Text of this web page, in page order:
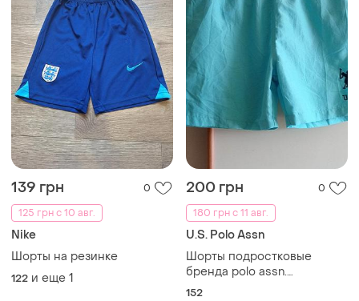
139 грн
0
125 грн с 10 авг.
Nike
Шорты на резинке
122 и еще 1
200 грн
0
180 грн с 11 авг.
U.S. Polo Assn
Шорты подростковые
бренда polo assn.
замеры:пот-34(41)см, длина
152